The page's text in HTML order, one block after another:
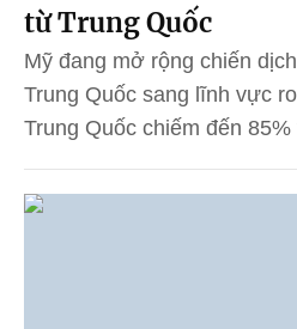
từ Trung Quốc
Mỹ đang mở rộng chiến
Trung Quốc sang lĩnh vực
Trung Quốc chiếm đến